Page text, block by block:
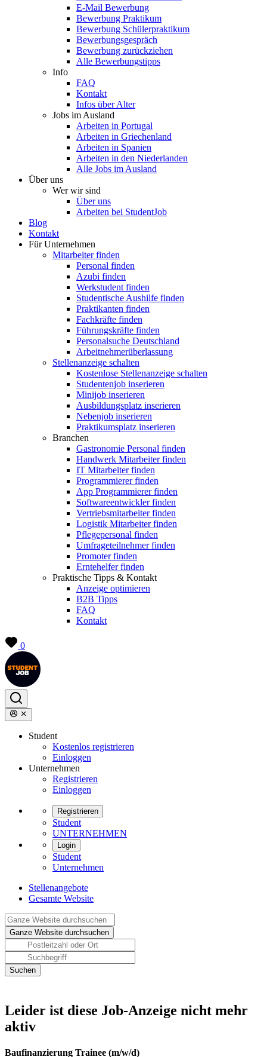
E-Mail Bewerbung
Bewerbung Praktikum
Bewerbung Schülerpraktikum
Bewerbungsgespräch
Bewerbung zurückziehen
Alle Bewerbungstipps
Info
FAQ
Kontakt
Infos über Alter
Jobs im Ausland
Arbeiten in Portugal
Arbeiten in Griechenland
Arbeiten in Spanien
Arbeiten in den Niederlanden
Alle Jobs im Ausland
Über uns
Wer wir sind
Über uns
Arbeiten bei StudentJob
Blog
Kontakt
Für Unternehmen
Mitarbeiter finden
Personal finden
Azubi finden
Werkstudent finden
Studentische Aushilfe finden
Praktikanten finden
Fachkräfte finden
Führungskräfte finden
Personalsuche Deutschland
Arbeitnehmerüberlassung
Stellenanzeige schalten
Kostenlose Stellenanzeige schalten
Studentenjob inserieren
Minijob inserieren
Ausbildungsplatz inserieren
Nebenjob inserieren
Praktikumsplatz inserieren
Branchen
Gastronomie Personal finden
Handwerk Mitarbeiter finden
IT Mitarbeiter finden
Programmierer finden
App Programmierer finden
Softwareentwickler finden
Vertriebsmitarbeiter finden
Logistik Mitarbeiter finden
Pflegepersonal finden
Umfrageteilnehmer finden
Promoter finden
Erntehelfer finden
Praktische Tipps & Kontakt
Anzeige optimieren
B2B Tipps
FAQ
Kontakt
0
Student
Kostenlos registrieren
Einloggen
Unternehmen
Registrieren
Einloggen
Registrieren
Student
UNTERNEHMEN
Login
Student
Unternehmen
Stellenangebote
Gesamte Website
Leider ist diese Job-Anzeige nicht mehr
aktiv
Baufinanzierung Trainee (m/w/d)